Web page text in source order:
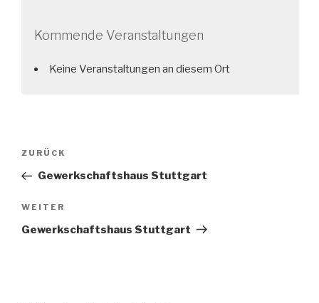
Kommende Veranstaltungen
Keine Veranstaltungen an diesem Ort
Beitragsnavigation
Vorheriger
Beitrag
ZURÜCK
Gewerkschaftshaus Stuttgart
Nächster
Beitrag
WEITER
Gewerkschaftshaus Stuttgart